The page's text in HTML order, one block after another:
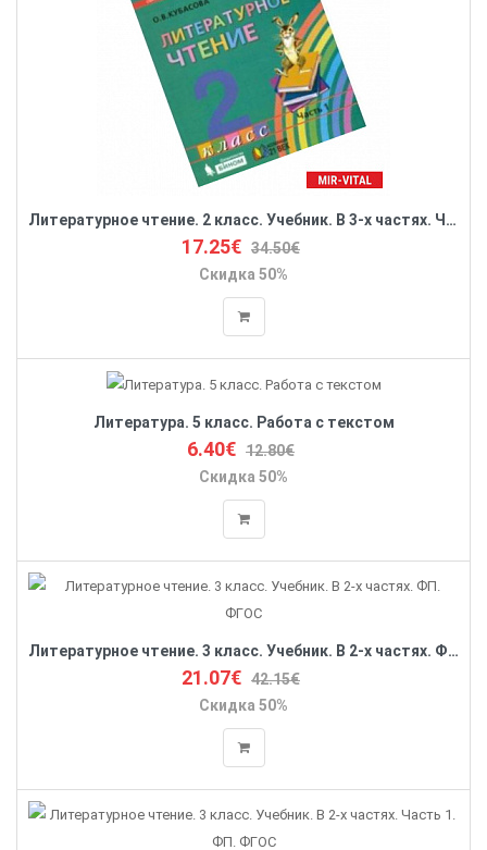
Литературное чтение. 2 класс. Учебник. В 3-х частях. Часть 1. ФГОС
17.25€ 34.50€
Скидка 50%
Литература. 5 класс. Работа с текстом
6.40€ 12.80€
Скидка 50%
Литературное чтение. 3 класс. Учебник. В 2-х частях. ФП. ФГОС
21.07€ 42.15€
Скидка 50%